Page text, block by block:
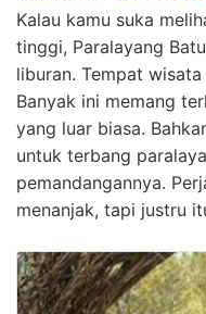
Kalau kamu suka
tinggi, Paralayang
liburan. Tempat
Banyak ini memang
yang luar biasa.
untuk terbang
pemandangannya.
menanjak, tapi justru